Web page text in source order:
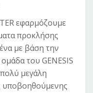
εφαρμόζουμε
προκλήσης
με βάση την
του GENESIS
πολύ μεγάλη
υποβοηθούμενης